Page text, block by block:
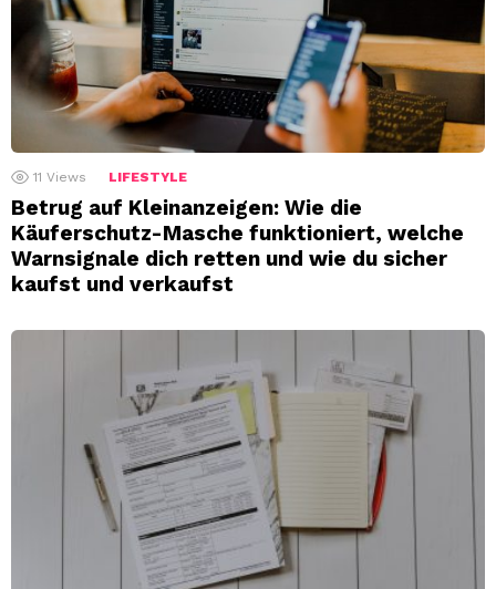
11 Views LIFESTYLE
Betrug auf Kleinanzeigen: Wie die
Käuferschutz-Masche funktioniert, welche
Warnsignale dich retten und wie du sicher
kaufst und verkaufst